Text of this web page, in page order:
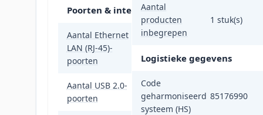
Poorten & interfaces
Aantal Ethernet
LAN (RJ-45)-
poorten
Aantal USB 2.0-
poorten
1
Aantal
producten
inbegrepen
1 stuk(s)
Logistieke gegevens
Code
geharmoniseerd
systeem (HS)
85176990